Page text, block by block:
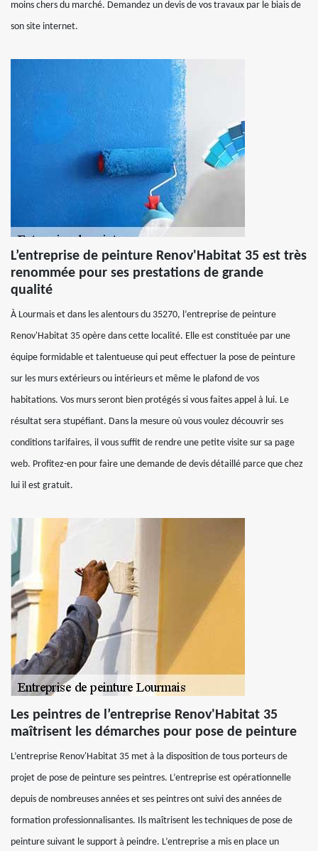
moins chers du marché. Demandez un devis de vos travaux par le biais de
son site internet.
L’entreprise de peinture Renov'Habitat 35 est très
renommée pour ses prestations de grande
qualité
À Lourmais et dans les alentours du 35270, l’entreprise de peinture
Renov'Habitat 35 opère dans cette localité. Elle est constituée par une
équipe formidable et talentueuse qui peut effectuer la pose de peinture
sur les murs extérieurs ou intérieurs et même le plafond de vos
habitations. Vos murs seront bien protégés si vous faites appel à lui. Le
résultat sera stupéfiant. Dans la mesure où vous voulez découvrir ses
conditions tarifaires, il vous suffit de rendre une petite visite sur sa page
web. Profitez-en pour faire une demande de devis détaillé parce que chez
lui il est gratuit.
Les peintres de l’entreprise Renov'Habitat 35
maîtrisent les démarches pour pose de peinture
L’entreprise Renov'Habitat 35 met à la disposition de tous porteurs de
projet de pose de peinture ses peintres. L’entreprise est opérationnelle
depuis de nombreuses années et ses peintres ont suivi des années de
formation professionnalisantes. Ils maîtrisent les techniques de pose de
peinture suivant le support à peindre. L’entreprise a mis en place un